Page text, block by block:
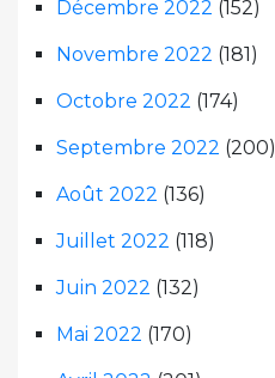
Décembre 2022 (152)
Novembre 2022 (181)
Octobre 2022 (174)
Septembre 2022 (200)
Août 2022 (136)
Juillet 2022 (118)
Juin 2022 (132)
Mai 2022 (170)